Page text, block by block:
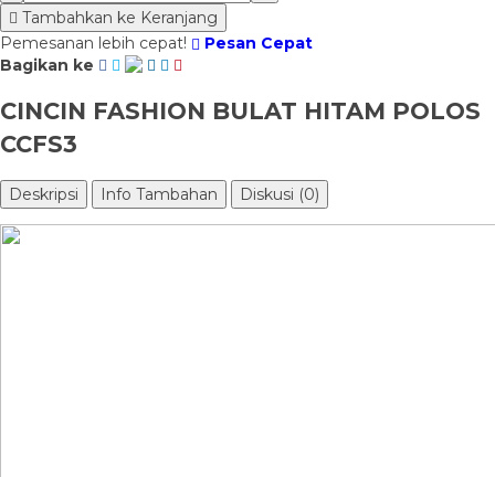
Tambahkan ke Keranjang
Pemesanan lebih cepat!
Pesan Cepat
Bagikan ke
CINCIN FASHION BULAT HITAM POLOS
CCFS3
Deskripsi Info Tambahan Diskusi (0)